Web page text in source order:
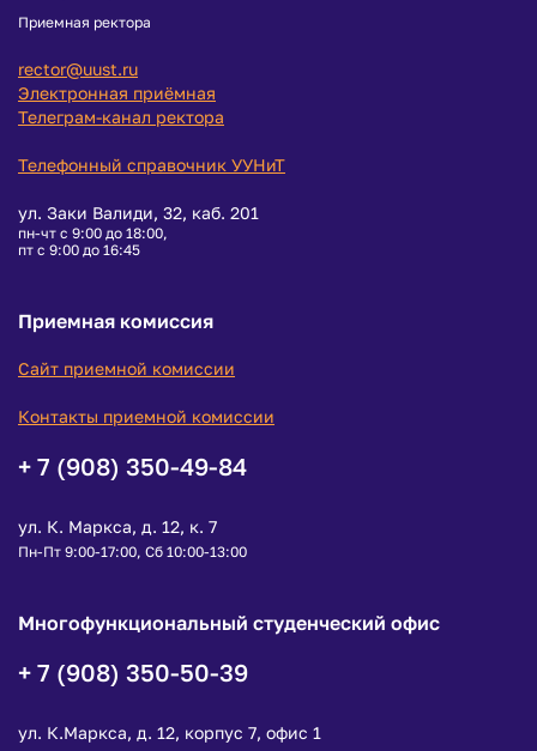
Приемная ректора
rector@uust.ru
Электронная приёмная
Телеграм-канал ректора
Телефонный справочник УУНиТ
ул. Заки Валиди, 32, каб. 201
пн-чт с 9:00 до 18:00,
пт с 9:00 до 16:45
Приемная комиссия
Сайт приемной комиссии
Контакты приемной комиссии
+ 7 (908) 350-49-84
ул. К. Маркса, д. 12, к. 7
Пн-Пт 9:00-17:00, Сб 10:00-13:00
Многофункциональный студенческий офис
+ 7 (908) 350-50-39
ул. К.Маркса, д. 12, корпус 7, офис 1